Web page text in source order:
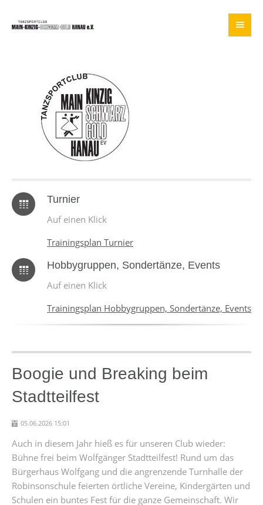
Turnier
Auf einen Klick
Trainingsplan Turnier
Hobbygruppen, Sondertänze, Events
Auf einen Klick
Trainingsplan Hobbygruppen, Sondertänze, Events
Boogie und Breaking beim
Stadtteilfest
05.06.2026 15:01
Auch in diesem Jahr hieß es für unseren Club wieder:
Bühne frei beim Wolfgänger Stadtteilfest! Rund um das
Bürgerhaus Wolfgang und die angrenzende Turnhalle der
Robinsonschule feierten örtliche Vereine, Kindergärten und
Schulen ein buntes Fest für die ganze Gemeinschaft. Wir